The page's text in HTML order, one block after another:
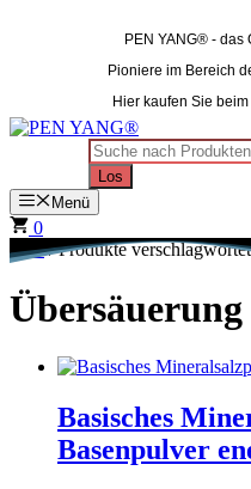
PEN YANG®- das
Pioniere im Bereich
Hier kaufen Sie
Products
search
Los
Menü
0
Start/ Produkte verschlagwortet
Übersäuerung
Basisches
Basenpulver